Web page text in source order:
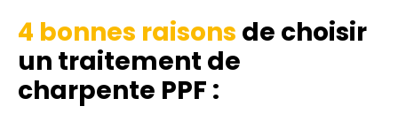
4 bonnes raisons de choisir
un traitement de
charpente PPF :